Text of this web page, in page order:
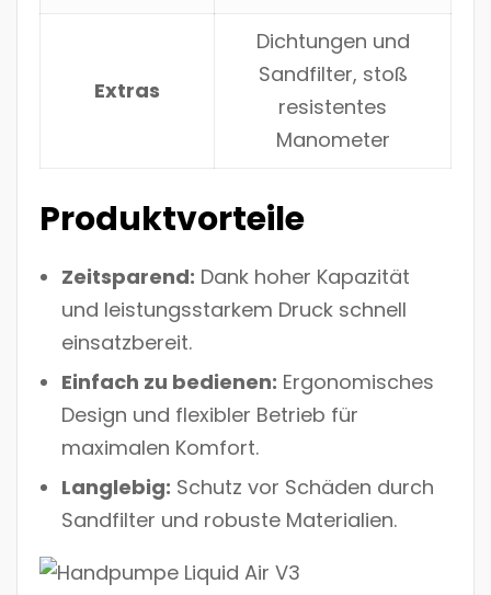
Extras
Dichtungen und
Sandfilter, stoß
resistentes
Manometer
Produktvorteile
Zeitsparend: Dank hoher Kapazität
und leistungsstarkem Druck schnell
einsatzbereit.
Einfach zu bedienen: Ergonomisches
Design und flexibler Betrieb für
maximalen Komfort.
Langlebig: Schutz vor Schäden durch
Sandfilter und robuste Materialien.